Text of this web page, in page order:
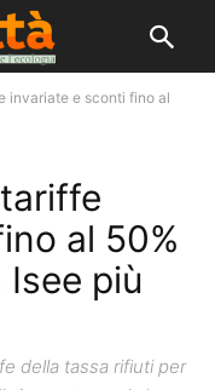
invariate e sconti fino al
al 50%
più
della tassa rifiuti per